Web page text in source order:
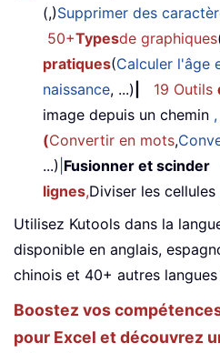
(,)Supprimer des
50+Typesde graphiques
pratiques(Calculer l'âge
naissance, ...) 19 Outils
image depuis un chemin
(Convertir en mots,
...) Fusionner et scinder
lignes,Diviser les cellules
Utilisez Kutools dans la
disponible en anglais,
chinois et 40+ autres langues
Boostez vos
pour Excel et découvrez